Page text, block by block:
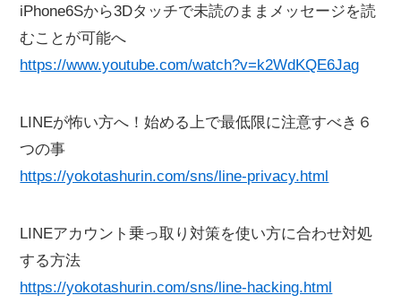
iPhone6Sから3Dタッチで未読のままメッセージを読
むことが可能へ
https://www.youtube.com/watch?v=k2WdKQE6Jag
LINEが怖い方へ！始める上で最低限に注意すべき６
つの事
https://yokotashurin.com/sns/line-privacy.html
LINEアカウント乗っ取り対策を使い方に合わせ対処
する方法
https://yokotashurin.com/sns/line-hacking.html